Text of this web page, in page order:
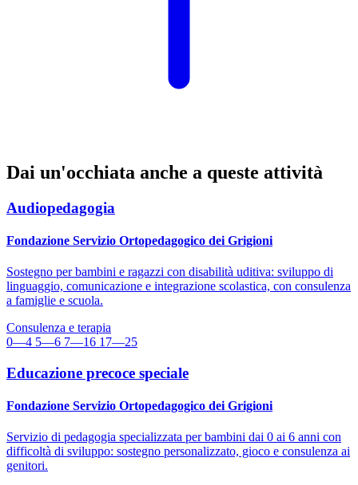
Dai un'occhiata anche a queste attività
Audiopedagogia
Fondazione Servizio Ortopedagogico dei Grigioni
Sostegno per bambini e ragazzi con disabilità uditiva: sviluppo di
linguaggio, comunicazione e integrazione scolastica, con consulenza
a famiglie e scuola.
Consulenza e terapia
0—4 5—6 7—16 17—25
Educazione precoce speciale
Fondazione Servizio Ortopedagogico dei Grigioni
Servizio di pedagogia specializzata per bambini dai 0 ai 6 anni con
difficoltà di sviluppo: sostegno personalizzato, gioco e consulenza ai
genitori.